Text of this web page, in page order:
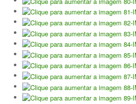
Inter-Clubes +35
Inter-Clubes Seniores
Masters Torneio Escada
Torneio Raqueta por um Sorriso
Contactos